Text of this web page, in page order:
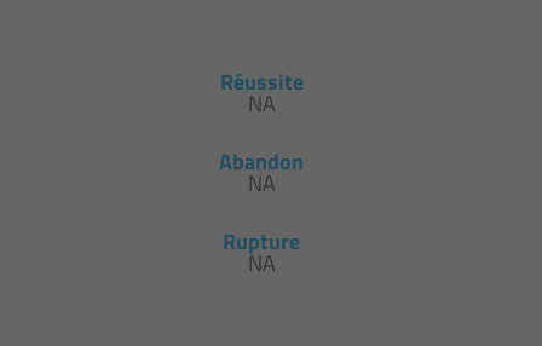
Réussite
NA
Abandon
NA
Rupture
NA